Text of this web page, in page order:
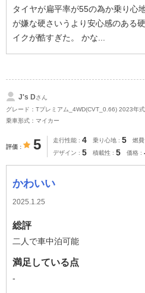
タイヤが扁平率が55の為か乗り心
が嫌な硬さいうより安心感のある
イクが酷すぎた。 かな...
J's Dさん
グレード：Tプレミアム_4WD(CVT_0.66) 2023年式
乗車形式：マイカー
評価 5 走行性能 4 乗り心地 5 燃費
デザイン 5 積載性 5 価格
かわいい
2025.1.25
総評
二人で車中泊可能
満足している点
-